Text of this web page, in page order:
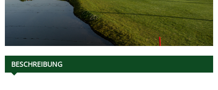
BESCHREIBUNG